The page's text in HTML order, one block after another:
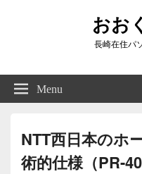
おお
長崎在住パ
Right
Sidebar
Widget
Menu
NTT西日本のホ
術的仕様（PR-